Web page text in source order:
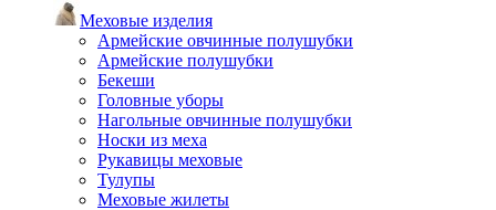
Меховые изделия
Армейские овчинные полушубки
Армейские полушубки
Бекеши
Головные уборы
Нагольные овчинные полушубки
Носки из меха
Рукавицы меховые
Тулупы
Меховые жилеты